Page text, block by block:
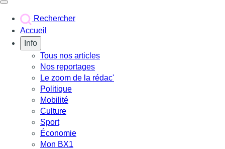
Rechercher
Accueil
Info
Tous nos articles
Nos reportages
Le zoom de la rédac'
Politique
Mobilité
Culture
Sport
Économie
Mon BX1